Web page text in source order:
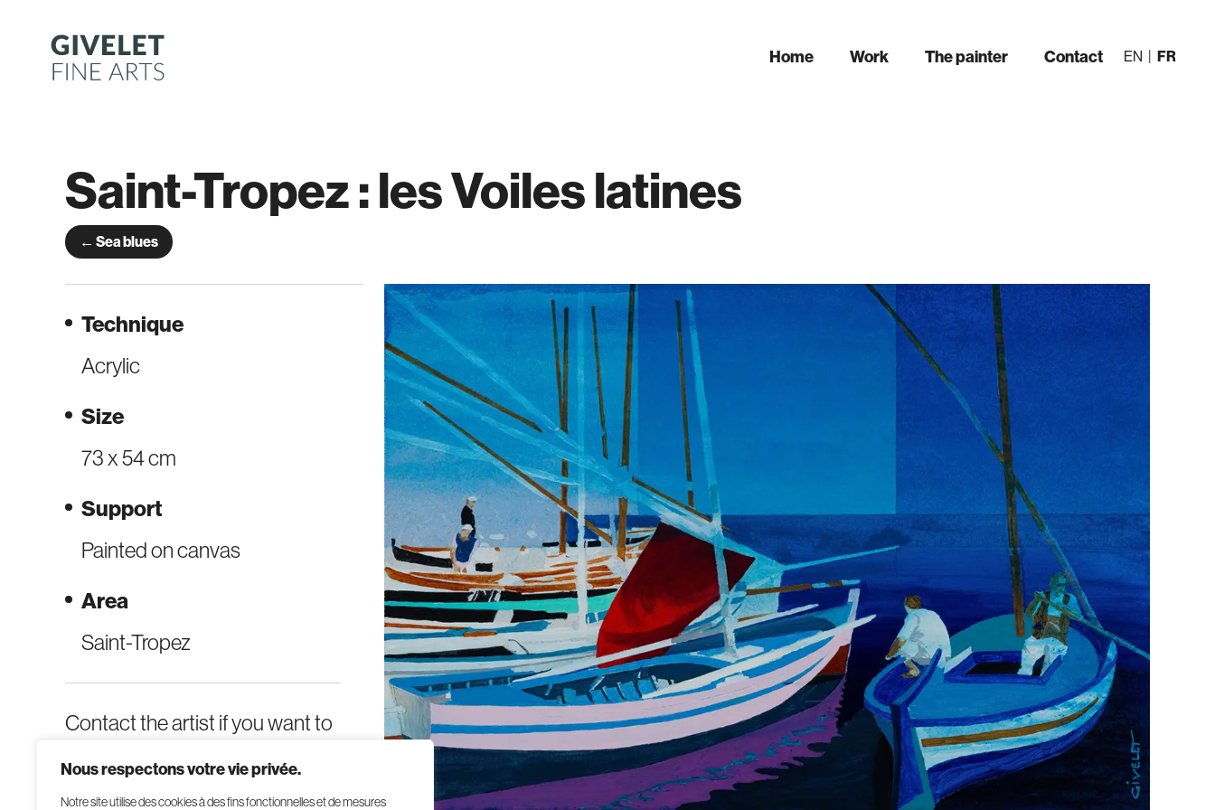
Nous respectons votre vie privée.
Notre site utilise des cookies à des fins fonctionnelles et de mesures
Home Work The painter Contact
Saint-Tropez : les Voiles latines
← Sea blues
Technique
Acrylic
Size
73 x 54 cm
Support
Painted on canvas
Area
Saint-Tropez
Contact the artist if you want to